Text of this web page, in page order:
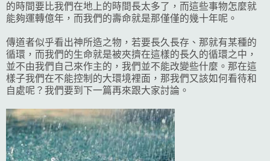
的時間要比我們在地上的時間長太多了，而這些事物怎麼就
能夠運轉億年，而我們的壽命就是那僅僅的幾十年呢。
傳道者似乎看出神所造之物，若要長久長存、那就有某種的
循環，而我們的生命就是被夾擠在這樣的長久的循環之中，
並不由我們自己來作主的，我們並不能改變些什麼。那在這
樣子我們在不能控制的大環境裡面，那我們又該如何看待和
自處呢？我們要到下一篇再來跟大家討論。